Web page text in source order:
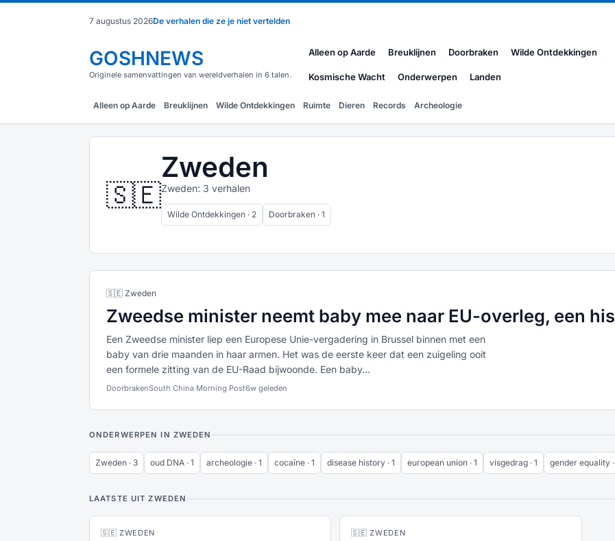
7 augustus 2026De verhalen die ze je niet vertelden
GOSHNEWS
Originele samenvattingen van wereldverhalen in 6 talen.
Alleen op Aarde Breuklijnen Doorbraken Wilde Ontdekkingen
Kosmische Wacht Onderwerpen Landen
Alleen op Aarde Breuklijnen Wilde Ontdekkingen Ruimte Dieren Records Archeologie
🇸🇪
Zweden
Zweden: 3 verhalen
Wilde Ontdekkingen · 2 Doorbraken · 1
🇸🇪 Zweden
Zweedse minister neemt baby mee naar EU-overleg, een
Een Zweedse minister liep een Europese Unie-vergadering in Brussel binnen met een
baby van drie maanden in haar armen. Het was de eerste keer dat een zuigeling ooit
een formele zitting van de EU-Raad bijwoonde. Een baby...
DoorbrakenSouth China Morning Post6w geleden
ONDERWERPEN IN ZWEDEN
Zweden · 3 oud DNA · 1 archeologie · 1 cocaïne · 1 disease history · 1 european union · 1 visgedrag · 1 gender equality ·
LAATSTE UIT ZWEDEN
🇸🇪 ZWEDEN 🇸🇪 ZWEDEN